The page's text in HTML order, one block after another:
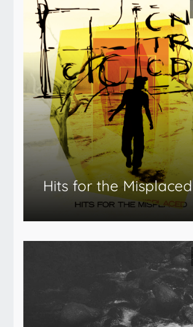
Hits for the Misplaced